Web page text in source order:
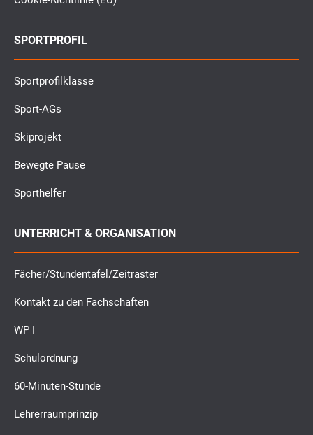
SPORTPROFIL
Sportprofilklasse
Sport-AGs
Skiprojekt
Bewegte Pause
Sporthelfer
UNTERRICHT & ORGANISATION
Fächer/Stundentafel/Zeitraster
Kontakt zu den Fachschaften
WP I
Schulordnung
60-Minuten-Stunde
Lehrerraumprinzip